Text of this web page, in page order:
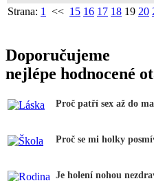
Strana: 1 << 15 16 17 18 19 20
Doporučujeme
nejlépe hodnocené
Proč patří sex až do
Proč se mi holky
Je holení nohou